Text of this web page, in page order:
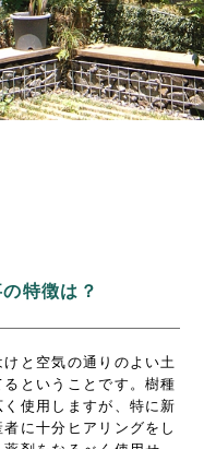
特徴は？
と空気の通りのよい土
ということです。樹種
使用しますが、特に新
に十分ヒアリングをし